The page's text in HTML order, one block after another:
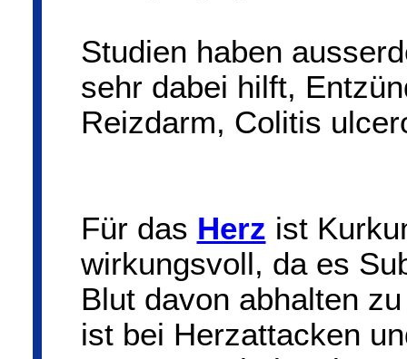
Studien haben
sehr dabei hilft,
Reizdarm, Colitis
Für das Herz ist
wirkungsvoll, da es
Blut davon abhalten
ist bei Herzattacken